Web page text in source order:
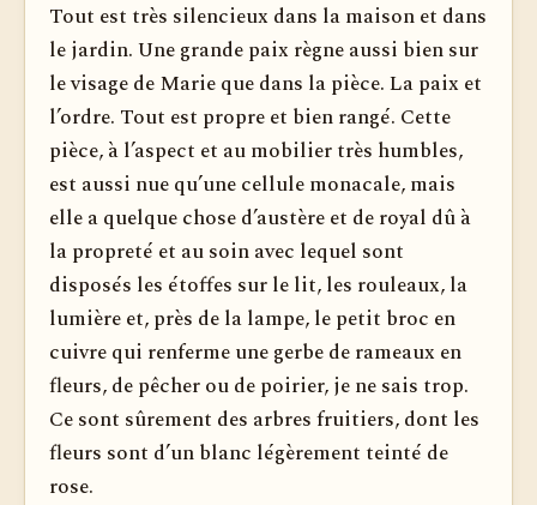
Tout est très silencieux dans la maison et dans
le jardin. Une grande paix règne aussi bien sur
le visage de Marie que dans la pièce. La paix et
l’ordre. Tout est propre et bien rangé. Cette
pièce, à l’aspect et au mobilier très humbles,
est aussi nue qu’une cellule monacale, mais
elle a quelque chose d’austère et de royal dû à
la propreté et au soin avec lequel sont
disposés les étoffes sur le lit, les rouleaux, la
lumière et, près de la lampe, le petit broc en
cuivre qui renferme une gerbe de rameaux en
fleurs, de pêcher ou de poirier, je ne sais trop.
Ce sont sûrement des arbres fruitiers, dont les
fleurs sont d’un blanc légèrement teinté de
rose.